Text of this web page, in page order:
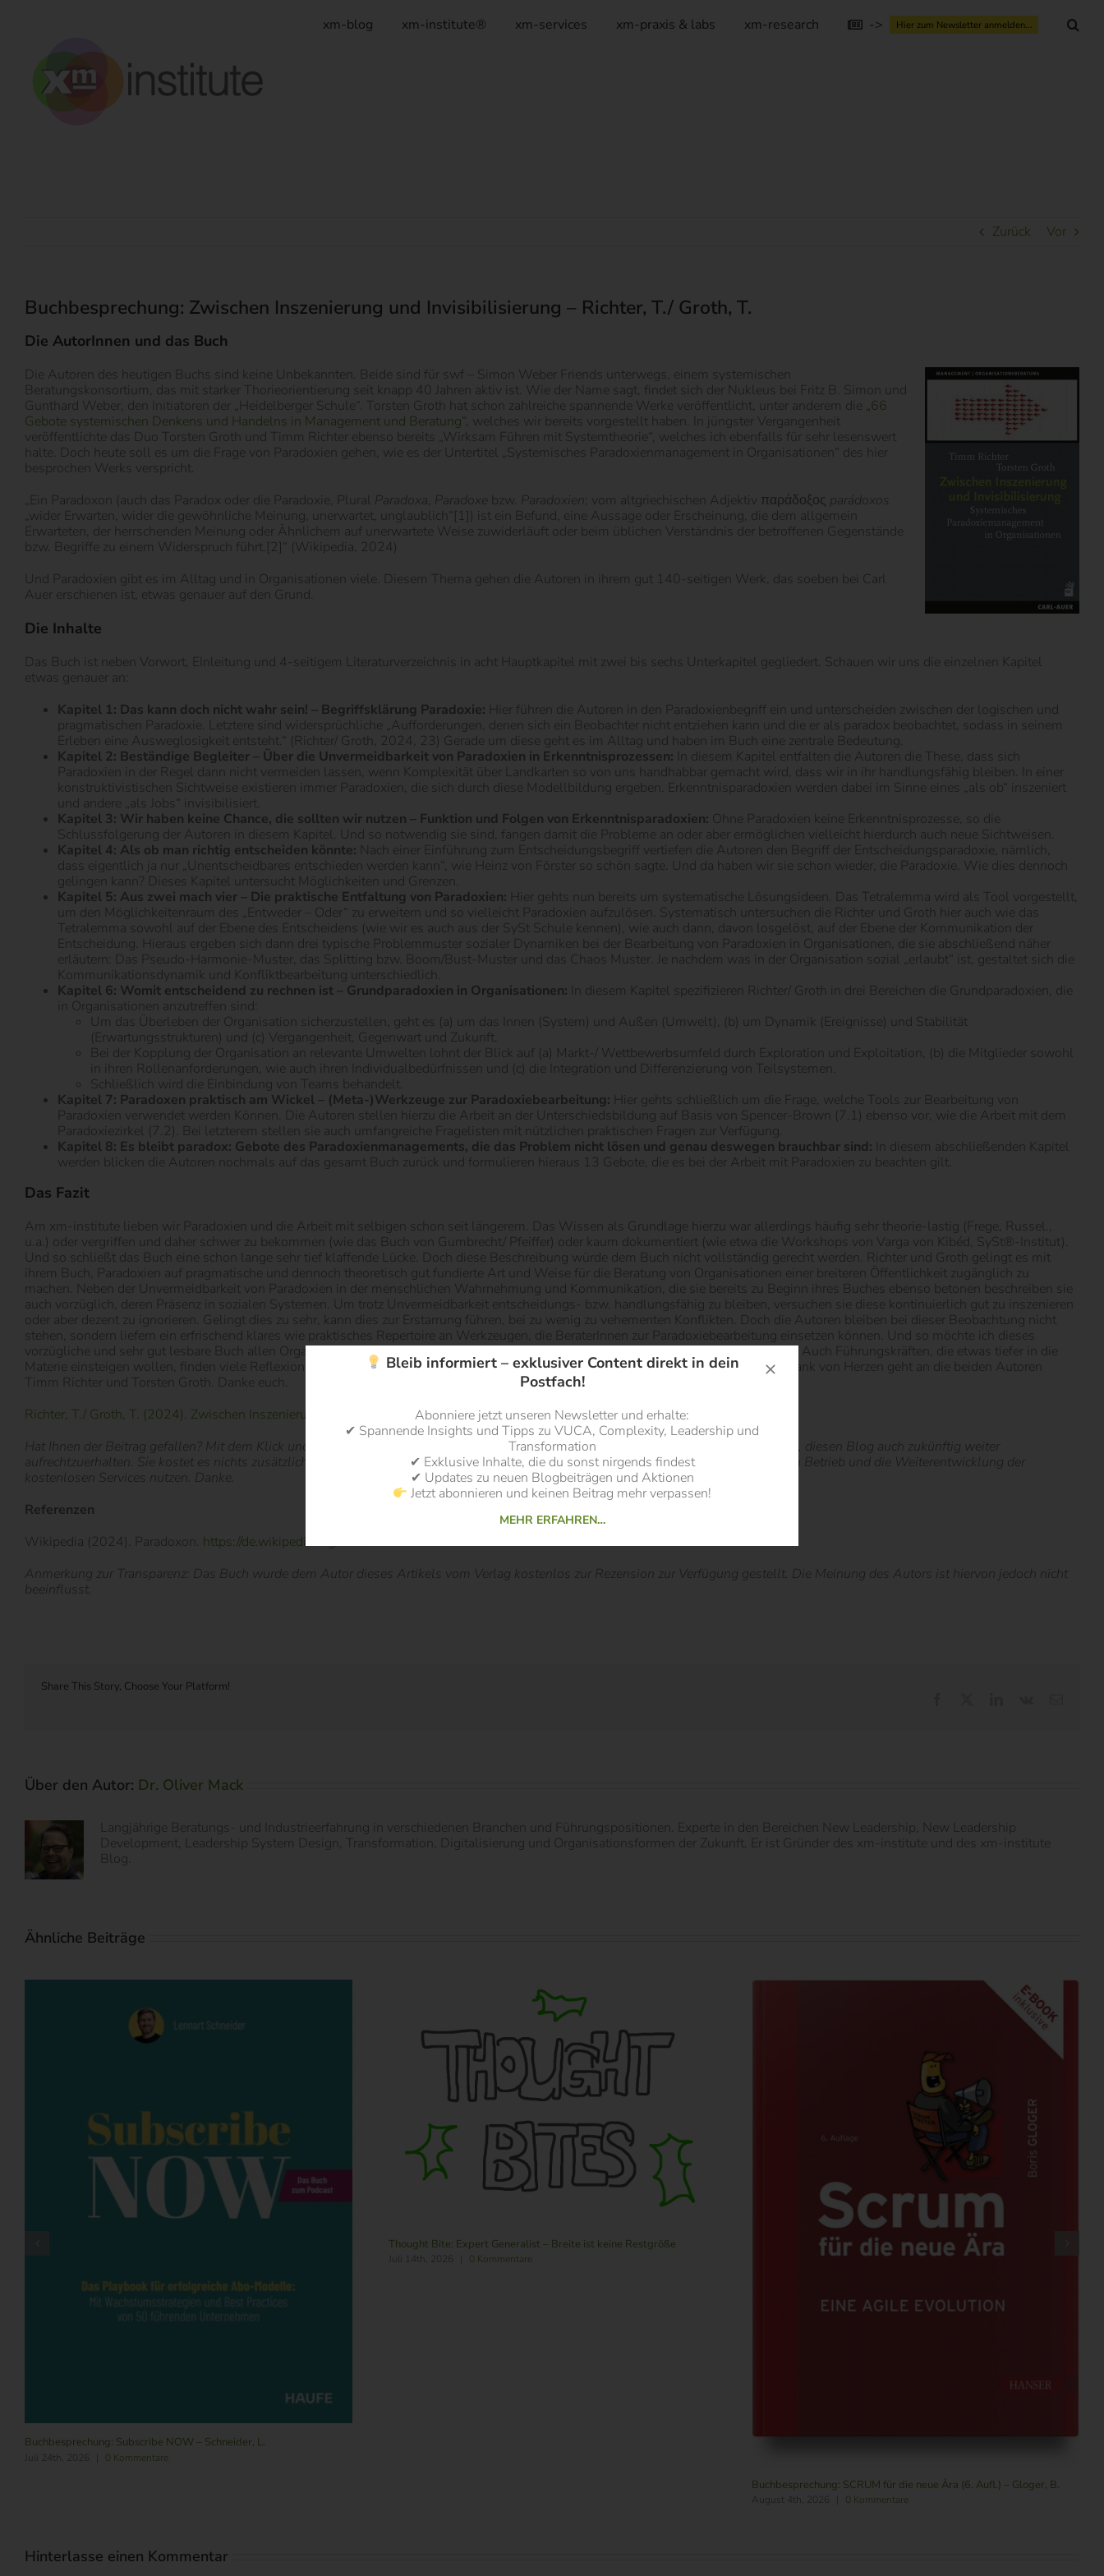
xm-blog xm-institute® xm-services xm-praxis & labs xm-research -> Hier zum Newsletter anmelden...
Zurück Vor
Buchbesprechung: Zwischen Inszenierung und Invisibilisierung – Richter, T./ Groth, T.
Die AutorInnen und das Buch
Die Autoren des heutigen Buchs sind keine Unbekannten. Beide sind für swf – Simon Weber Friends unterwegs, einem systemischen
Beratungskonsortium, das mit starker Thorieorientierung seit knapp 40 Jahren aktiv ist. Wie der Name sagt, findet sich der Nukleus bei Fritz B. Simon und
Gunthard Weber, den Initiatoren der „Heidelberger Schule“. Torsten Groth hat schon zahlreiche spannende Werke veröffentlicht, unter anderem die „66
Gebote systemischen Denkens und Handelns in Management und Beratung“, welches wir bereits vorgestellt haben. In jüngster Vergangenheit
veröffentlichte das Duo Torsten Groth und Timm Richter ebenso bereits „Wirksam Führen mit Systemtheorie“, welches ich ebenfalls für sehr lesenswert
halte. Doch heute soll es um die Frage von Paradoxien gehen, wie es der Untertitel „Systemisches Paradoxienmanagement in Organisationen“ des hier
besprochen Werks verspricht.
„Ein Paradoxon (auch das Paradox oder die Paradoxie, Plural Paradoxa, Paradoxe bzw. Paradoxien; vom altgriechischen Adjektiv παράδοξος parádoxos
„wider Erwarten, wider die gewöhnliche Meinung, unerwartet, unglaublich“[1]) ist ein Befund, eine Aussage oder Erscheinung, die dem allgemein
Erwarteten, der herrschenden Meinung oder Ähnlichem auf unerwartete Weise zuwiderläuft oder beim üblichen Verständnis der betroffenen Gegenstände
bzw. Begriffe zu einem Widerspruch führt.[2]“ (Wikipedia, 2024)
Und Paradoxien gibt es im Alltag und in Organisationen viele. Diesem Thema gehen die Autoren in ihrem gut 140-seitigen Werk, das soeben bei Carl
Auer erschienen ist, etwas genauer auf den Grund.
Die Inhalte
Das Buch ist neben Vorwort, EInleitung und 4-seitigem Literaturverzeichnis in acht Hauptkapitel mit zwei bis sechs Unterkapitel gegliedert. Schauen wir uns die einzelnen Kapitel
etwas genauer an:
Kapitel 1: Das kann doch nicht wahr sein! – Begriffsklärung Paradoxie: Hier führen die Autoren in den Paradoxienbegriff ein und unterscheiden zwischen der logischen und
pragmatischen Paradoxie. Letztere sind widersprüchliche „Aufforderungen, denen sich ein Beobachter nicht entziehen kann und die er als paradox beobachtet, sodass in seinem
Erleben eine Ausweglosigkeit entsteht.“ (Richter/ Groth, 2024, 23) Gerade um diese geht es im Alltag und haben im Buch eine zentrale Bedeutung.
Kapitel 2: Beständige Begleiter – Über die Unvermeidbarkeit von Paradoxien in Erkenntnisprozessen:
In diesem Kapitel entfalten die Autoren die These, dass sich
Paradoxien in der Regel dann nicht vermeiden lassen, wenn Komplexität über Landkarten so von uns handhabbar gemacht wird, dass wir in ihr handlungsfähig bleiben. In einer
konstruktivistischen Sichtweise existieren immer Paradoxien, die sich durch diese Modellbildung ergeben. Erkenntnisparadoxien werden dabei im Sinne eines „als ob“ inszeniert
und andere „als Jobs“ invisibilisiert.
Kapitel 3: Wir haben keine Chance, die sollten wir nutzen – Funktion und Folgen von Erkenntnisparadoxien: Ohne Paradoxien keine Erkenntnisprozesse, so die
Schlussfolgerung der Autoren in diesem Kapitel. Und so notwendig sie sind, fangen damit die Probleme an oder aber ermöglichen vielleicht hierdurch auch neue Sichtweisen.
Kapitel 4: Als ob man richtig entscheiden könnte: Nach einer Einführung zum Entscheidungsbegriff vertiefen die Autoren den Begriff der Entscheidungsparadoxie, nämlich,
dass eigentlich ja nur „Unentscheidbares entschieden werden kann“, wie Heinz von Förster so schön sagte. Und da haben wir sie schon wieder, die Paradoxie. Wie dies dennoch
gelingen kann? Dieses Kapitel untersucht Möglichkeiten und Grenzen.
Kapitel 5: Aus zwei mach vier – Die praktische Entfaltung von Paradoxien: Hier gehts nun bereits um systematische Lösungsideen. Das Tetralemma wird als Tool vorgestellt,
um den Möglichkeitenraum des „Entweder – Oder“ zu erweitern und so vielleicht Paradoxien aufzulösen. Systematisch untersuchen die Richter und Groth hier auch wie das
Tetralemma sowohl auf der Ebene des Entscheidens (wie wir es auch aus der SySt Schule kennen), wie auch dann, davon losgelöst, auf der Ebene der Kommunikation der
Entscheidung. Hieraus ergeben sich dann drei typische Problemmuster sozialer Dynamiken bei der Bearbeitung von Paradoxien in Organisationen, die sie abschließend näher
erläutern: Das Pseudo-Harmonie-Muster, das Splitting bzw. Boom/Bust-Muster und das Chaos Muster. Je nachdem was in der Organisation sozial „erlaubt“ ist, gestaltet sich die
Kommunikationsdynamik und Konfliktbearbeitung unterschiedlich.
Kapitel 6: Womit entscheidend zu rechnen ist – Grundparadoxien in Organisationen: In diesem Kapitel spezifizieren Richter/ Groth in drei Bereichen die Grundparadoxien, die
in Organisationen anzutreffen sind:
Um das Überleben der Organisation sicherzustellen, geht es (a) um das Innen (System) und Außen (Umwelt), (b) um Dynamik (Ereignisse) und Stabilität
(Erwartungsstrukturen) und (c) Vergangenheit, Gegenwart und Zukunft.
Bei der Kopplung der Organisation an relevante Umwelten lohnt der Blick auf (a) Markt-/ Wettbewerbsumfeld durch Exploration und Exploitation, (b) die Mitglieder sowohl
in ihren Rollenanforderungen, wie auch ihren Individualbedürfnissen und (c) die Integration und Differenzierung von Teilsystemen.
Schließlich wird die Einbindung von Teams behandelt.
Kapitel 7: Paradoxen praktisch am Wickel – (Meta-)Werkzeuge zur Paradoxiebearbeitung: Hier gehts schließlich um die Frage, welche Tools zur Bearbeitung von
Paradoxien verwendet werden Können. Die Autoren stellen hierzu die Arbeit an der Unterschiedsbildung auf Basis von Spencer-Brown (7.1) ebenso vor, wie die Arbeit mit dem
Paradoxiezirkel (7.2). Bei letzterem stellen sie auch umfangreiche Fragelisten mit nützlichen praktischen Fragen zur Verfügung.
Kapitel 8: Es bleibt paradox: Gebote des Paradoxienmanagements, die das Problem nicht lösen und genau deswegen brauchbar sind:
In diesem abschließenden Kapitel
werden blicken die Autoren nochmals auf das gesamt Buch zurück und formulieren hieraus 13 Gebote, die es bei der Arbeit mit Paradoxien zu beachten gilt.
Das Fazit
Am xm-institute lieben wir Paradoxien und die Arbeit mit selbigen schon seit längerem. Das Wissen als Grundlage hierzu war allerdings häufig sehr theorie-lastig (Frege, Russel.,
u.a.) oder vergriffen und daher schwer zu bekommen (wie das Buch von Gumbrecht/ Pfeiffer) oder kaum dokumentiert (wie etwa die Workshops von Varga von Kibéd, SySt®-Institut).
Und so schließt das Buch eine schon lange sehr tief klaffende Lücke. Doch diese Beschreibung würde dem Buch nicht vollständig gerecht werden. Richter und Groth gelingt es mit
ihrem Buch, Paradoxien auf pragmatische und dennoch theoretisch gut fundierte Art und Weise für die Beratung von Organisationen einer breiteren Öffentlichkeit zugänglich zu
machen. Neben der Unvermeidbarkeit von Paradoxien in der menschlichen Wahrnehmung und Kommunikation, die sie bereits zu Beginn ihres Buches ebenso betonen beschreiben sie
auch vorzüglich, deren Präsenz in sozialen Systemen. Um trotz Unvermeidbarkeit entscheidungs- bzw. handlungsfähig zu bleiben, versuchen sie diese kontinuierlich gut zu inszenieren
oder aber dezent zu ignorieren. Gelingt dies zu sehr, kann dies zur Erstarrung führen, bei zu wenig zu vehementen Konflikten. Doch die Autoren bleiben bei dieser Beobachtung nicht
stehen, sondern liefern ein erfrischend klares wie praktisches Repertoire an Werkzeugen, die BeraterInnen zur Paradoxiebearbeitung einsetzen können. Und so möchte ich dieses
vorzügliche und sehr gut lesbare Buch allen Organisations-BeraterInnen und OrganisationsentwicklerInnen wärmstens ans Herz legen. Auch Führungskräften, die etwas tiefer in die
Materie einsteigen wollen, finden viele Reflexionspunkte und praktische Hinweise. Mit hat die Lektüre jedenfalls sehr gefallen. Mein Dank von Herzen geht an die beiden Autoren
Timm Richter und Torsten Groth. Danke euch.
Richter, T./ Groth, T. (2024). Zwischen Inszenierung und Invisibilisierung. Carl-Auer: Heidelberg.
Hat Ihnen der Beitrag gefallen? Mit dem Klick und der Bestellung über die Affiliate Links helfen sie uns mit einer kleinen Unterstützung, diesen Blog auch zukünftig weiter
aufrechtzuerhalten. Sie kostet es nichts zusätzlich und wir erhalten bei Bestellung über diesen Link eine kleine Provision, die wir für den Betrieb und die Weiterentwicklung der
kostenlosen Services nutzen. Danke.
Referenzen
Wikipedia (2024). Paradoxon. https://de.wikipedia.org/wiki/Paradoxon
Anmerkung zur Transparenz: Das Buch wurde dem Autor dieses Artikels vom Verlag kostenlos zur Rezension zur Verfügung gestellt. Die Meinung des Autors ist hiervon jedoch nicht
beeinflusst.
Share This Story, Choose Your Platform!
Über den Autor: Dr. Oliver Mack
Langjährige Beratungs- und Industrieerfahrung in verschiedenen Branchen und Führungspositionen. Experte in den Bereichen New Leadership, New Leadership
Development, Leadership System Design, Transformation, Digitalisierung und Organisationsformen der Zukunft. Er ist Gründer des xm-institute und des xm-institute
Blog.
Ähnliche Beiträge
Buchbesprechung: Subscribe NOW – Schneider, L.
Juli 24th, 2026 0 Kommentare
Thought Bite: Expert Generalist – Breite ist keine Restgröße
Juli 14th, 2026 0 Kommentare
Buchbesprechung: SCRUM für die neue Ära (6. Aufl.) – Gloger, B.
August 4th, 2026 0 Kommentare
Hinterlasse einen Kommentar
Bleib informiert – exklusiver Content direkt in dein
Postfach!
Abonniere jetzt unseren Newsletter und erhalte:
✔ Spannende Insights und Tipps zu VUCA, Complexity, Leadership und
Transformation
✔ Exklusive Inhalte, die du sonst nirgends findest
✔ Updates zu neuen Blogbeiträgen und Aktionen
Jetzt abonnieren und keinen Beitrag mehr verpassen!
MEHR ERFAHREN…